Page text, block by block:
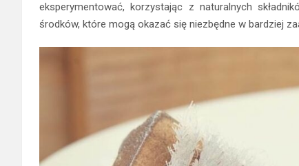
eksperymentować, korzystając z naturalnych
środków, które mogą okazać się niezbędne w bardziej